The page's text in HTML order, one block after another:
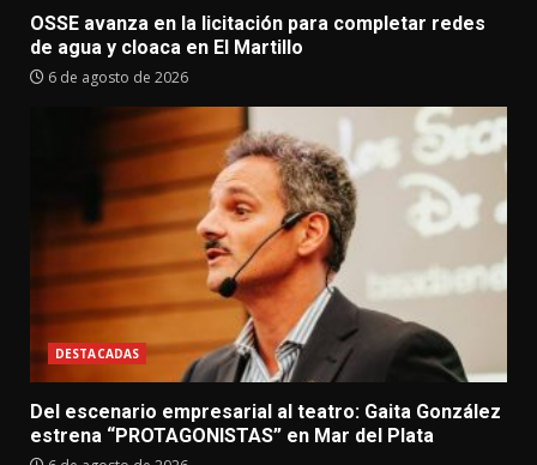
OSSE avanza en la licitación para completar redes
de agua y cloaca en El Martillo
6 de agosto de 2026
DESTACADAS
Del escenario empresarial al teatro: Gaita González
estrena “PROTAGONISTAS” en Mar del Plata